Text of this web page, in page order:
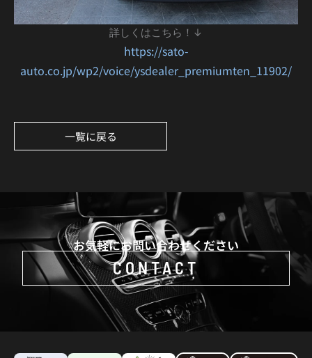
詳しくはこちら！↓
https://sato-
auto.co.jp/wp2/voice/ysdealer_premiumten_11902/
一覧に戻る
お気軽にお問い合わせください
CONTACT